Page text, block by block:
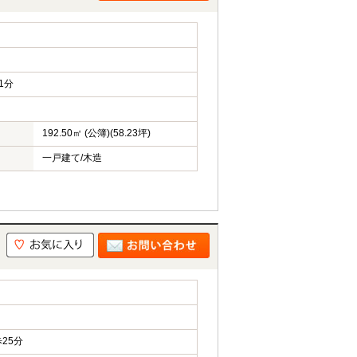
分
192.50㎡ (公簿)(58.23坪)
一戸建て/木造
分